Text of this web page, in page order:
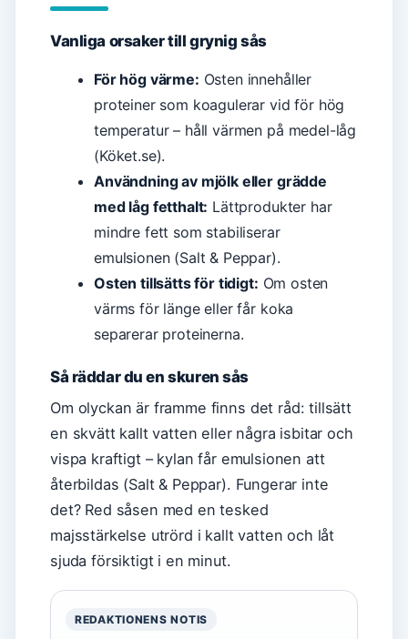
Vanliga orsaker till grynig sås
För hög värme: Osten innehåller
proteiner som koagulerar vid för hög
temperatur – håll värmen på medel-låg
(Köket.se).
Användning av mjölk eller grädde
med låg fetthalt: Lättprodukter har
mindre fett som stabiliserar
emulsionen (Salt & Peppar).
Osten tillsätts för tidigt: Om osten
värms för länge eller får koka
separerar proteinerna.
Så räddar du en skuren sås
Om olyckan är framme finns det råd: tillsätt
en skvätt kallt vatten eller några isbitar och
vispa kraftigt – kylan får emulsionen att
återbildas (Salt & Peppar). Fungerar inte
det? Red såsen med en tesked
majsstärkelse utrörd i kallt vatten och låt
sjuda försiktigt i en minut.
REDAKTIONENS NOTIS